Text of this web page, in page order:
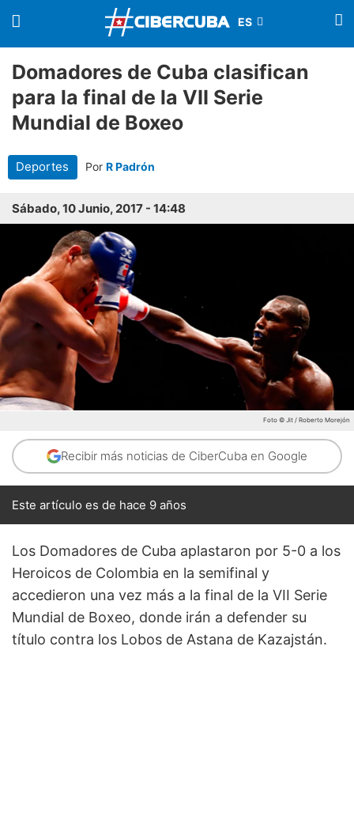
Domadores de Cuba clasifican
para la final de la VII Serie
Mundial de Boxeo
Deportes Por R Padrón
Sábado, 10 Junio, 2017 - 14:48
Foto © Jit / Roberto Morejón
Recibir más noticias de CiberCuba en Google
Este artículo es de hace 9 años
Los Domadores de Cuba aplastaron por 5-0 a los
Heroicos de Colombia en la semifinal y
accedieron una vez más a la final de la VII Serie
Mundial de Boxeo, donde irán a defender su
título contra los Lobos de Astana de Kazajstán.